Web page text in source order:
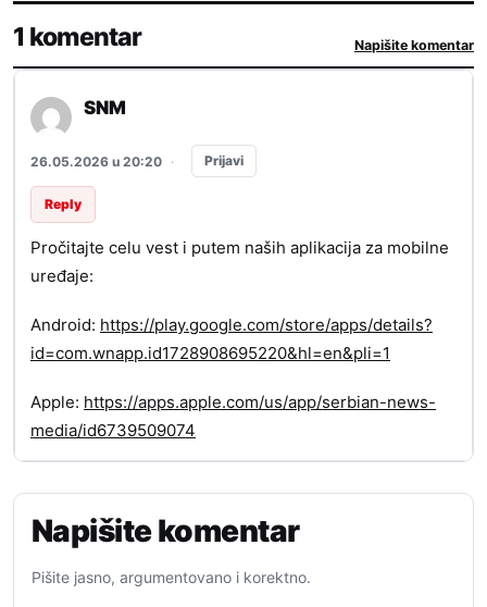
1 komentar Napišite komentar
SNM
26.05.2026 u 20:20 · Prijavi
Reply
Pročitajte celu vest i putem naših aplikacija za mobilne
uređaje:
Android: https://play.google.com/store/apps/details?
id=com.wnapp.id1728908695220&hl=en&pli=1
Apple: https://apps.apple.com/us/app/serbian-news-
media/id6739509074
Napišite komentar
Pišite jasno, argumentovano i korektno.